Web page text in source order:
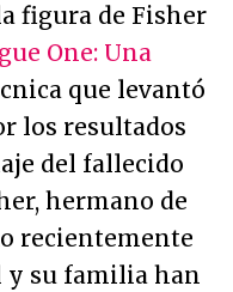
figura de Fisher
One: Una
que levantó
los resultados
del fallecido
hermano de
recientemente
y su familia han